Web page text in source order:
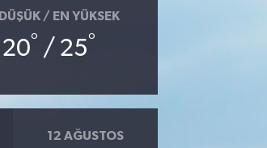
/ EN YÜKSEK
20° / 25°
12 AĞUSTOS